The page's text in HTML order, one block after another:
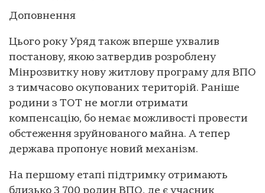
Доповнення
Цього року Уряд також вперше ухвалив
постанову, якою затвердив розроблену
Мінрозвитку нову житлову програму для ВПО
з тимчасово окупованих територій. Раніше
родини з ТОТ не могли отримати
компенсацію, бо немає можливості провести
обстеження зруйнованого майна. А тепер
держава пропонує новий механізм.
На першому етапі підтримку отримають